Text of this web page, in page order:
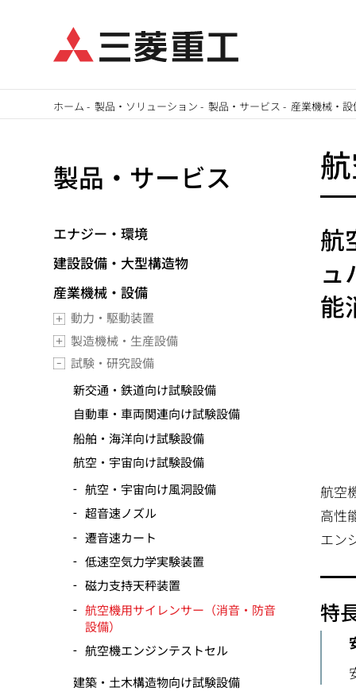
イ
ホーム -製品・ソリューション -製品・サービス - 産業機械・設
航
ュ
能
航空
高性
エン
特
製品・サービス
エナジー・環境
建設設備・大型構造物
産業機械・設備
動力・駆動装置
製造機械・生産設備
試験・研究設備
新交通・鉄道向け試験設備
自動車・車両関連向け試験設備
船舶・海洋向け試験設備
航空・宇宙向け試験設備
航空・宇宙向け風洞設備
超音速ノズル
遷音速カート
低速空気力学実験装置
磁力支持天秤装置
航空機用サイレンサー（消音・防音
設備）
航空機エンジンテストセル
建築・土木構造物向け試験設備